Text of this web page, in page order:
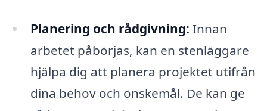
Planering och rådgivning: Innan
arbetet påbörjas, kan en stenläggare
hjälpa dig att planera projektet utifrån
dina behov och önskemål. De kan ge